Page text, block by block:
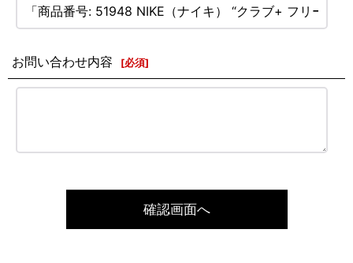
お問い合わせ内容 [必須]
確認画面へ